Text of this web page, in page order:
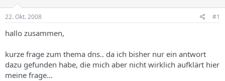
e
r
s
T
h
n
d
a
t
22. Okt. 2008 #1
hallo zusammen,
kurze frage zum thema dns.. da ich bisher nur ein antwort
dazu gefunden habe, die mich aber nicht wirklich aufklärt hier
meine frage...